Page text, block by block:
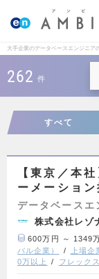
大手企業のデータベースエンジニア
262 件
すべて
【東京／本
ーメーション
データベースエ
株式会社レゾ
600万円 ～ 1349
バル企業）
上場企
0万以上
フレック